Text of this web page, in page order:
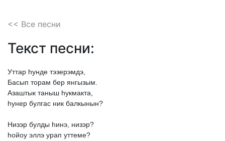
<< Все песни
Текст песни:
Уттар hунде тэзерэмдэ,
Басып торам бер янгызым.
Азаштык таныш hукмакта,
hунер булгас ник балкынын?
Низэр булды hинэ, низэр?
hойоу эллэ урап уттеме?